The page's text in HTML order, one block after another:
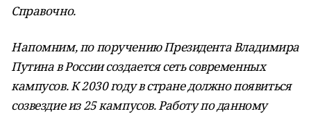
Справочно.
Напомним, по поручению Президента Владимира
Путина в России создается сеть современных
кампусов. К 2030 году в стране должно появиться
созвездие из 25 кампусов. Работу по данному